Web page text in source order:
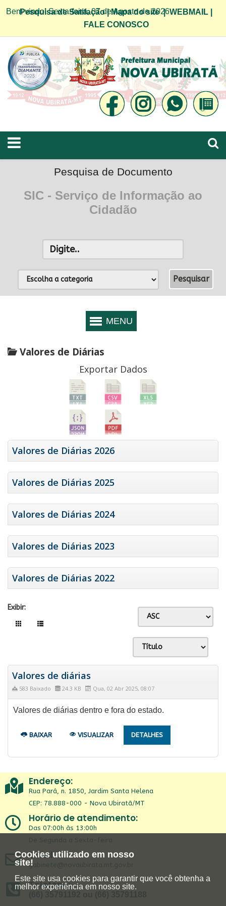
Cookies utilizado em nosso
site!
Este site usa cookies para garantir que você obtenha a
melhor experiência em nosso site.
Bem vindo! Sexta-feira, 07 de Agosto de 2026
Pesquisa de Satifação|Mapa do site|WEBMAIL
FALE CONOSCO
Pesquisa de Documento
SIC - Serviço de Informação ao
Cidadão
Valores de Diárias
Exportar Dados
Valores de Diárias 2026
Valores de Diárias 2025
Valores de Diárias 2024
Valores de Diárias 2023
Valores de Diárias 2022
Exibir:
Valores de diárias
583 Baixado 24.3 KB Qua, 02 Abr 2025, 08:07
Valores de diárias dentro e fora do estado.
BAIXAR VISUALIZAR DETALHES
Endereço:
Rua Pará, n. 1850, Jardim Santa Helena
CEP: 78.888-000 - Nova Ubiratã/MT
Horário de atendimento:
Das 07:00h às 13:00h
De Segunda a Sexta-feira
Email:
gabinete@novaubirata.mt.gov.br
Telefone:
(66) 35791192 ou (66) 35791188